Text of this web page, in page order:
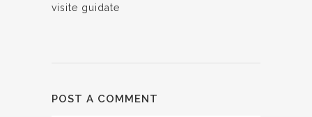
visite guidate
POST A COMMENT